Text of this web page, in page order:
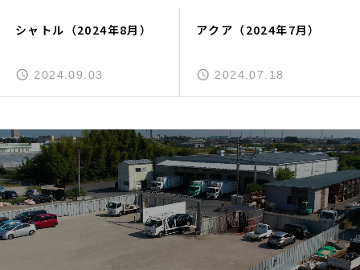
シャトル（2024年8月）
2024.09.03
アクア（2024年7月）
2024.07.18